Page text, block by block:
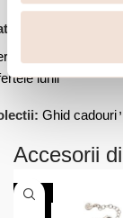
lungi
lunii
Ghid cadouri,
Accesorii
-30%